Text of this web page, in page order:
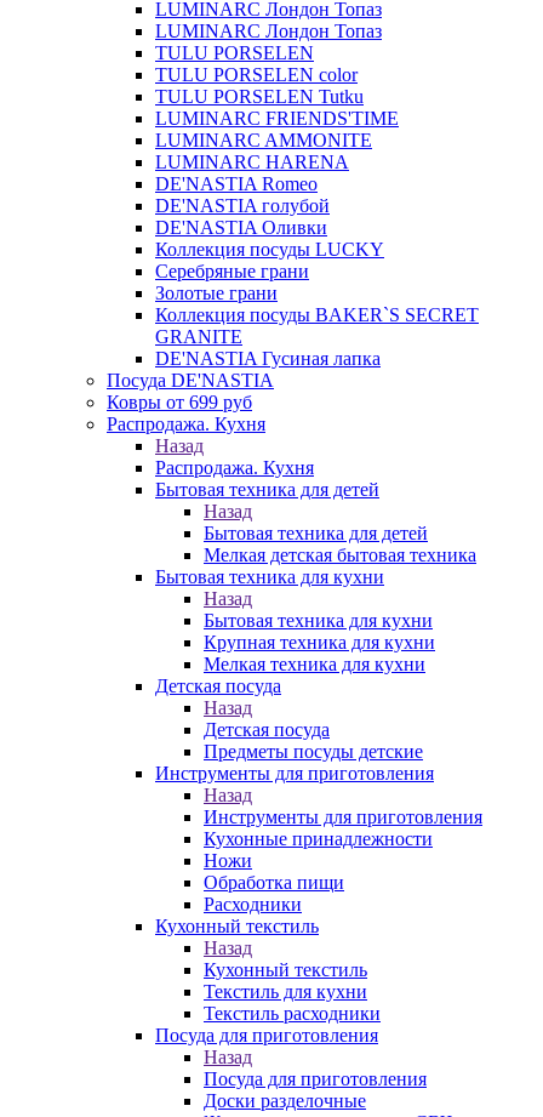
LUMINARC Лондон Топаз
LUMINARC Лондон Топаз
TULU PORSELEN
TULU PORSELEN color
TULU PORSELEN Tutku
LUMINARC FRIENDS'TIME
LUMINARC AMMONITE
LUMINARC HARENA
DE'NASTIA Romeo
DE'NASTIA голубой
DE'NASTIA Оливки
Коллекция посуды LUCKY
Серебряные грани
Золотые грани
Коллекция посуды BAKER`S SECRET
GRANITE
DE'NASTIA Гусиная лапка
Посуда DE'NASTIA
Ковры от 699 руб
Распродажа. Кухня
Назад
Распродажа. Кухня
Бытовая техника для детей
Назад
Бытовая техника для детей
Мелкая детская бытовая техника
Бытовая техника для кухни
Назад
Бытовая техника для кухни
Крупная техника для кухни
Мелкая техника для кухни
Детская посуда
Назад
Детская посуда
Предметы посуды детские
Инструменты для приготовления
Назад
Инструменты для приготовления
Кухонные принадлежности
Ножи
Обработка пищи
Расходники
Кухонный текстиль
Назад
Кухонный текстиль
Текстиль для кухни
Текстиль расходники
Посуда для приготовления
Назад
Посуда для приготовления
Доски разделочные